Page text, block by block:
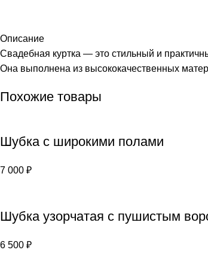
Описание
Свадебная куртка — это стильный и
Она выполнена из высококачественных
Похожие товары
Шубка с широкими полами
7 000 ₽
Шубка узорчатая с пушистым
6 500 ₽